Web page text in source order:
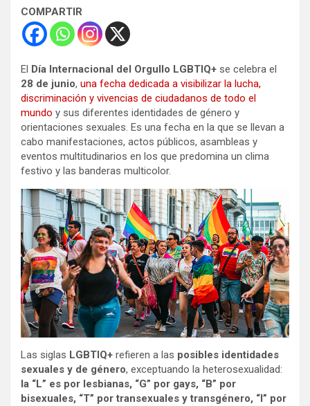
COMPARTIR
El Día Internacional del Orgullo LGBTIQ+ se celebra el
28 de junio, una fecha dedicada a visibilizar la lucha,
discriminación y vivencias de ciudadanos de todo el
mundo y sus diferentes identidades de género y
orientaciones sexuales. Es una fecha en la que se llevan a
cabo manifestaciones, actos públicos, asambleas y
eventos multitudinarios en los que predomina un clima
festivo y las banderas multicolor.
Las siglas LGBTIQ+ refieren a las posibles identidades
sexuales y de género, exceptuando la heterosexualidad:
la “L” es por lesbianas, “G” por gays, “B” por
bisexuales, “T” por transexuales y transgénero, “I” por